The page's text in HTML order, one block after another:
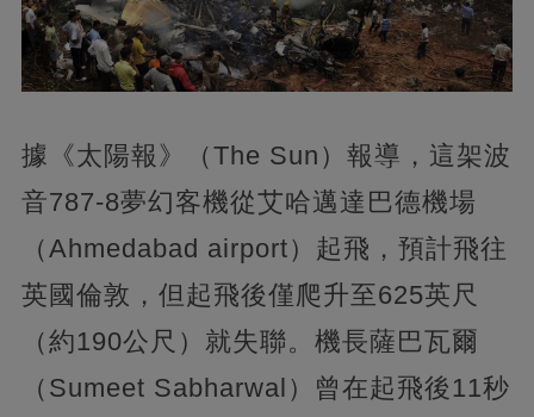
據《太陽報》（The Sun）報導，這架波
音787-8夢幻客機從艾哈邁達巴德機場
（Ahmedabad airport）起飛，預計飛往
英國倫敦，但起飛後僅爬升至625英尺
（約190公尺）就失聯。機長薩巴瓦爾
（Sumeet Sabharwal）曾在起飛後11秒